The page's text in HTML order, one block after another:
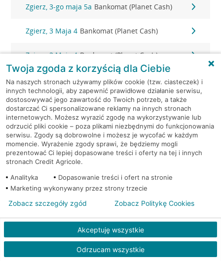
Zgierz, 3-go maja 5a Bankomat (Planet Cash)
Zgierz, 3 Maja 4 Bankomat (Planet Cash)
Zgierz, 3 Maja 4 Bankomat (Planet Cash)
Zgierz, Armii Krajowej 2 Bankomat (Planet Cash)
Zgierz, Tuwima 20 Bankomat (Planet Cash)
Zgierz, ul. 3 Maja 4 Bankomat (Euronet)
Zgierz, ul. 3 Maja 4 Bankomat (Euronet)
Zgierz, ul. Armii Krajowej 10 Bankomat (Euronet)
Zgierz, ul. Długa 7 Bankomat w placówce CA BP
Zgierz, ul. Długa 7 Bankomat w placówce CA BP
Zgierz, ul. Gałczyńskiego 40 Bankomat (Euronet)
Twoja zgoda z korzyścią dla Ciebie
Na naszych stronach używamy plików cookie (tzw. ciasteczek) i
innych technologii, aby zapewnić prawidłowe działanie serwisu,
dostosowywać jego zawartość do Twoich potrzeb, a także
dostarczać Ci spersonalizowane reklamy na innych stronach
internetowych. Możesz wyrazić zgodę na wykorzystywanie lub
odrzucić pliki cookie – poza plikami niezbędnymi do funkcjonowania
serwisu. Zgody są dobrowolne i możesz je wycofać w każdym
momencie. Wyrażenie zgody sprawi, że będziemy mogli
prezentować Ci lepiej dopasowane treści i oferty na tej i innych
stronach Credit Agricole.
Analityka
Dopasowanie treści i ofert na stronie
Marketing wykonywany przez strony trzecie
Akceptuję wszystkie
Odrzucam wszystkie
Zobacz szczegóły zgód Zobacz Politykę Cookies